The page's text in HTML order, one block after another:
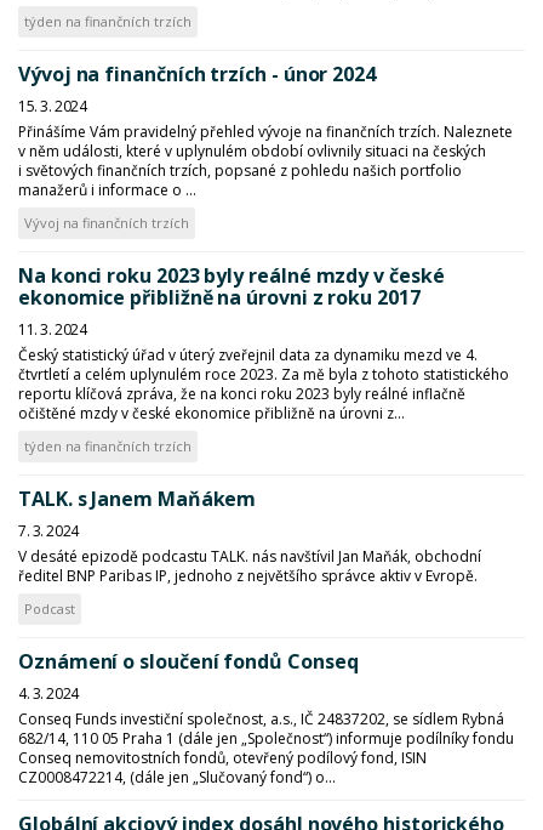
týden na finančních trzích
Vývoj na finančních trzích - únor 2024
15. 3. 2024
Přinášíme Vám pravidelný přehled vývoje na finančních trzích. Naleznete
v něm události, které v uplynulém období ovlivnily situaci na českých
i světových finančních trzích, popsané z pohledu našich portfolio
manažerů i informace o ...
Vývoj na finančních trzích
Na konci roku 2023 byly reálné mzdy v české
ekonomice přibližně na úrovni z roku 2017
11. 3. 2024
Český statistický úřad v úterý zveřejnil data za dynamiku mezd ve 4.
čtvrtletí a celém uplynulém roce 2023. Za mě byla z tohoto statistického
reportu klíčová zpráva, že na konci roku 2023 byly reálné inflačně
očištěné mzdy v české ekonomice přibližně na úrovni z...
týden na finančních trzích
TALK. s Janem Maňákem
7. 3. 2024
V desáté epizodě podcastu TALK. nás navštívil Jan Maňák, obchodní
ředitel BNP Paribas IP, jednoho z největšího správce aktiv v Evropě.
Podcast
Oznámení o sloučení fondů Conseq
4. 3. 2024
Conseq Funds investiční společnost, a.s., IČ 24837202, se sídlem Rybná
682/14, 110 05 Praha 1 (dále jen „Společnost“) informuje podílníky fondu
Conseq nemovitostních fondů, otevřený podílový fond, ISIN
CZ0008472214, (dále jen „Slučovaný fond“) o...
Globální akciový index dosáhl nového historického